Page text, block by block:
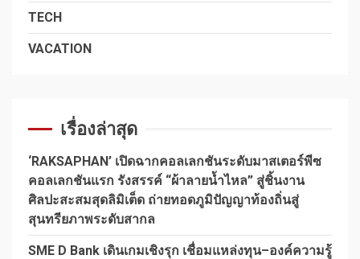
TECH
VACATION
เรื่องล่าสุด
‘RAKSAPHAN’ เปิดฉากคอลเลกชันระดับมาสเตอร์พีซ
คอลเลกชันแรก รังสรรค์ “ผ้าลายน้ำไหล” สู่ชิ้นงาน
ศิลปะสะสมสุดลิมิเต็ด ถ่ายทอดภูมิปัญญาท้องถิ่นสู่
สุนทรียภาพระดับสากล
SME D Bank เดินเกมเชิงรุก เชื่อมแหล่งทุน–องค์ความรู้